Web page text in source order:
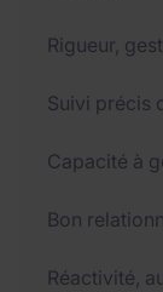
Rigueur,
Suivi précis
Capacité à
Bon
Réactivité,